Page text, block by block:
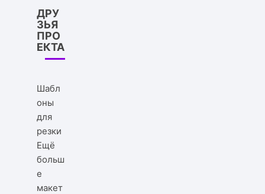
ДРУ
ЗЬЯ
ПРО
ЕКТА
Шабл
оны
для
резки
Ещё
больш
е
макет